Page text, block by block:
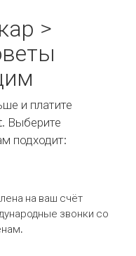
>
и платите
Выберите
подходит:
на ваш счёт
звонки со